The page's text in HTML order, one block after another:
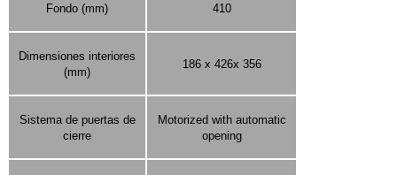
Fondo (mm) 410
Dimensiones interiores
(mm)
186 x 426x 356
Sistema de puertas de
cierre
Motorized with automatic
opening